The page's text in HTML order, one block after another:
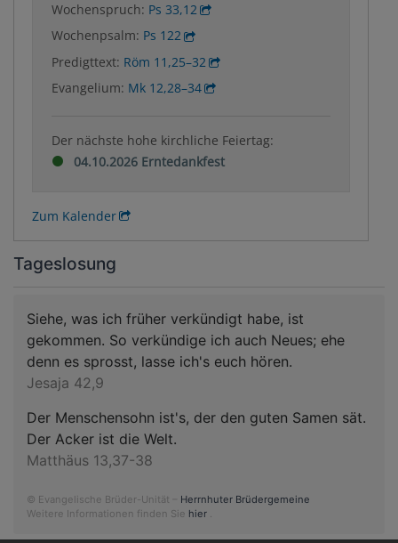
Wochenspruch: Ps 33,12
Wochenpsalm: Ps 122
Predigttext: Röm 11,25–32
Evangelium: Mk 12,28–34
Der nächste hohe kirchliche Feiertag:
04.10.2026 Erntedankfest
Zum Kalender
Tageslosung
Siehe, was ich früher verkündigt habe, ist
gekommen. So verkündige ich auch Neues; ehe
denn es sprosst, lasse ich's euch hören.
Jesaja 42,9
Der Menschensohn ist's, der den guten Samen sät.
Der Acker ist die Welt.
Matthäus 13,37-38
© Evangelische Brüder-Unität – Herrnhuter Brüdergemeine
Weitere Informationen finden Sie hier .